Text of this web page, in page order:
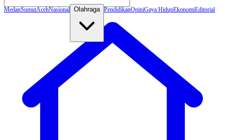
MedanSumutAcehNasional Olahraga PendidikanOpiniGaya HidupEkonomiEditorial